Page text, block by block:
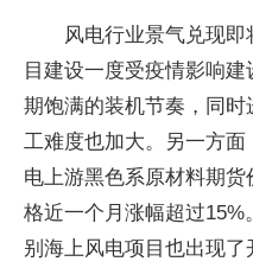
风电行业景气兑现
目建设一度受疫情影响
期饱满的装机节奏，同
工难度也加大。另一方
电上游黑色系原材料期
格近一个月涨幅超过
别海上风电项目也出现